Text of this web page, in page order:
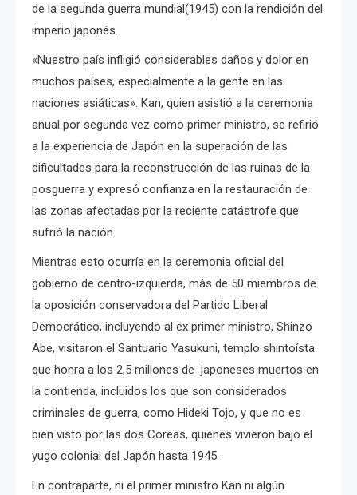
de la segunda guerra mundial(1945) con la rendición del
imperio japonés.
«Nuestro país infligió considerables daños y dolor en
muchos países, especialmente a la gente en las
naciones asiáticas». Kan, quien asistió a la ceremonia
anual por segunda vez como primer ministro, se refirió
a la experiencia de Japón en la superación de las
dificultades para la reconstrucción de las ruinas de la
posguerra y expresó confianza en la restauración de
las zonas afectadas por la reciente catástrofe que
sufrió la nación.
Mientras esto ocurría en la ceremonia oficial del
gobierno de centro-izquierda, más de 50 miembros de
la oposición conservadora del Partido Liberal
Democrático, incluyendo al ex primer ministro, Shinzo
Abe, visitaron el Santuario Yasukuni, templo shintoísta
que honra a los 2,5 millones de japoneses muertos en
la contienda, incluidos los que son considerados
criminales de guerra, como Hideki Tojo, y que no es
bien visto por las dos Coreas, quienes vivieron bajo el
yugo colonial del Japón hasta 1945.
En contraparte, ni el primer ministro Kan ni algún